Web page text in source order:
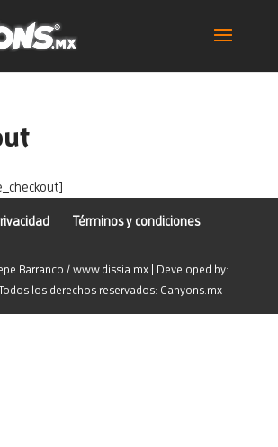
Términos y condiciones
Barranco / www.dissia.mx | Developed by:
los derechos reservados: Canyons.mx